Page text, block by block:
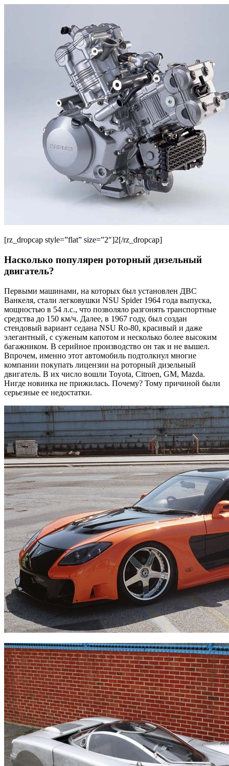
[rz_dropcap style=”flat” size=”2″]2[/rz_dropcap]
Насколько популярен роторный дизельный
двигатель?
Первыми машинами, на которых был установлен ДВС
Ванкеля, стали легковушки NSU Spider 1964 года выпуска,
мощностью в 54 л.с., что позволяло разгонять транспортные
средства до 150 км/ч. Далее, в 1967 году, был создан
стендовый вариант седана NSU Ro-80, красивый и даже
элегантный, с суженым капотом и несколько более высоким
багажником. В серийное производство он так и не вышел.
Впрочем, именно этот автомобиль подтолкнул многие
компании покупать лицензии на роторный дизельный
двигатель. В их число вошли Toyota, Citroen, GM, Mazda.
Нигде новинка не прижилась. Почему? Тому причиной были
серьезные ее недостатки.